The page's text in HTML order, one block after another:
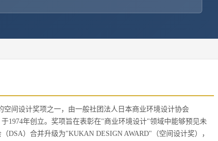
空间设计奖项之一，由一般社团法人日本商业环境设计协会
）于1974年创立。奖项旨在表彰在"商业环境设计"领域中能够预见未
DSA）合并升级为"KUKAN DESIGN AWARD"（空间设计奖），